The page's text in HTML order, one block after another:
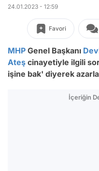
24.01.2023 - 12:59
Favori
MHP Genel Başkanı
Ateş cinayetiyle ilgili
işine bak' diyerek
İçeriğin